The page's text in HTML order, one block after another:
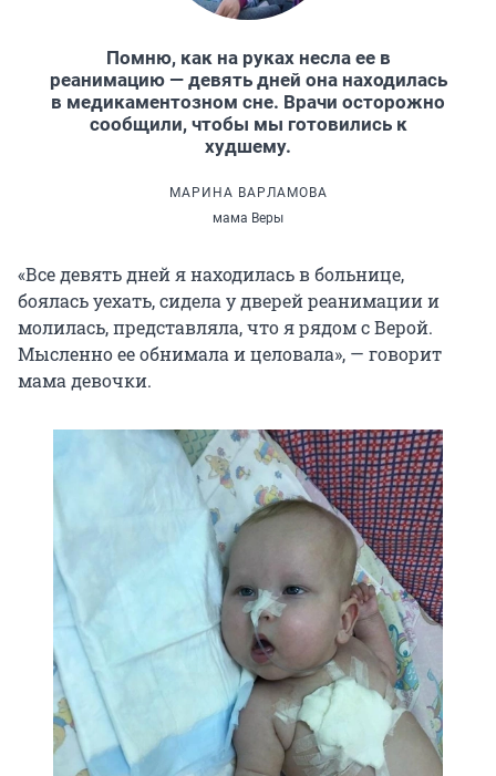
Помню, как на руках несла ее в
реанимацию — девять дней она находилась
в медикаментозном сне. Врачи осторожно
сообщили, чтобы мы готовились к
худшему.
МАРИНА ВАРЛАМОВА
мама Веры
«Все девять дней я находилась в больнице,
боялась уехать, сидела у дверей реанимации и
молилась, представляла, что я рядом с Верой.
Мысленно ее обнимала и целовала», — говорит
мама девочки.